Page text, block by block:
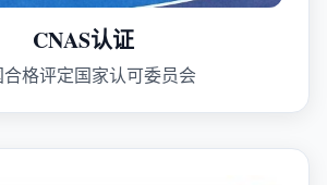
CNAS认证
合格评定国家认可委员会